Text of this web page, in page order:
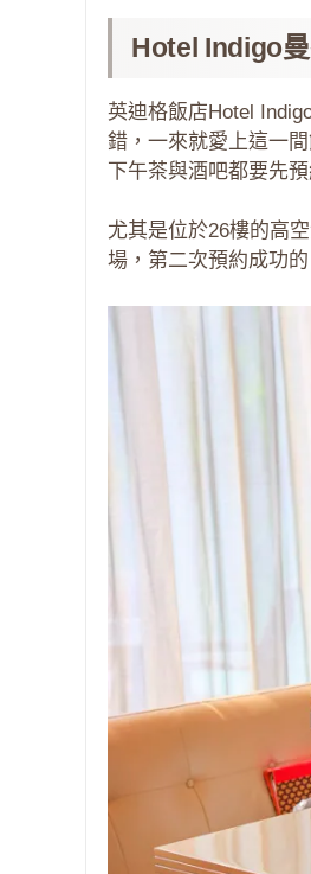
Hotel Indigo
英迪格飯店Hotel
錯，一來就愛上這一
下午茶與酒吧都要先
尤其是位於26樓的高
場，第二次預約成功